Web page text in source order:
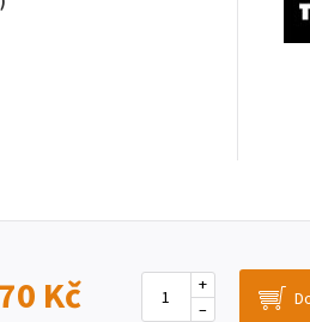
Kč –
+